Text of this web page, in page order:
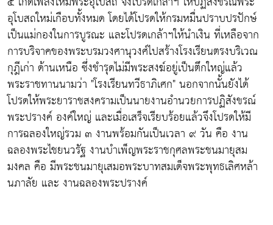
อุโบสถใหม่เกือบทั้งหมด โดยได้โปรดให้กรมหมื่นปราบปรปักษ์
เป็นแม่กองในการบูรณะ และโปรดเกล้าฯให้นำเงิน ที่เหลือจาก
การบริจาคของพระบรมวงศานุวงศ์ไปสร้างโรงเรียนตรงบริเวณ
กุฎีเก่า ด้านเหนือ ซึ่งชำรุดไม่มีพระสงฆ์อยู่เป็นตึกใหญ่แล้ว
พระราชทานนามว่า "โรงเรียนทวีธาภิเศก" นอกจากนั้นยังได้
โปรดให้พระยาราชสงครามเป็นนายงานอำนวยการปฏิสังขรณ์
พระปรางค์ องค์ใหญ่ และเมื่อเสร็จเรียบร้อยแล้วจึงโปรดให้มี
การฉลองใหญ่รวม ๓ งานพร้อมกันเป็นเวลา ๙ วัน คือ งาน
ฉลองพระไชยนวรัฐ งานบำเพ็ญพระราชกุศลพระชนมายุสม
มงคล คือ มีพระชนมายุเสมอพระบาทสมเด็จพระพุทธเลิศหล้า
นภาลัย และ งานฉลองพระปรางค์